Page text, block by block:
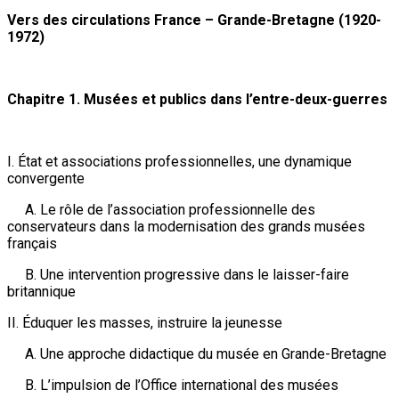
Vers des circulations France – Grande-Bretagne (1920-
1972)
Chapitre 1. Musées et publics dans l’entre-deux-guerres
I. État et associations professionnelles, une dynamique
convergente
A. Le rôle de l’association professionnelle des
conservateurs dans la modernisation des grands musées
français
B. Une intervention progressive dans le laisser-faire
britannique
II. Éduquer les masses, instruire la jeunesse
A. Une approche didactique du musée en Grande-Bretagne
B. L’impulsion de l’Office international des musées